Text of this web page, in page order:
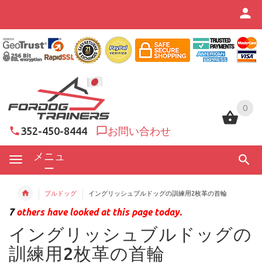
0
352-450-8444 お問い合わせ
メニュ
ー
0
ブルドッグ イングリッシュブルドッグの訓練用2枚革の首輪
7others have looked at this page today.
イングリッシュブルドッグの
訓練用2枚革の首輪